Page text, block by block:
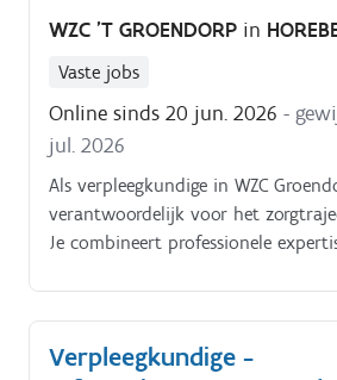
veranderingen in gezondheid; je
begeleidt zorgkundigen; je
taken op ter ondersteuning van de
WZC 'T GROENDORP in
Vaste jobs
Online sinds 20 jun. 2026 -
jul. 2026
Als verpleegkundige in WZC
verantwoordelijk voor het
Je combineert professionele
handelingen;opvolgen en
en dossiers;observeren en
Verpleegkundige -